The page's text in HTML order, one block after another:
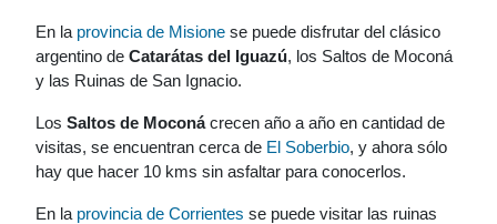
En la provincia de Misione se puede disfrutar del clásico
argentino de Catarátas del Iguazú, los Saltos de Moconá
y las Ruinas de San Ignacio.
Los Saltos de Moconácrecen año a año en cantidad de
visitas, se encuentran cerca de El Soberbio, y ahora sólo
hay que hacer 10 kms sin asfaltar para conocerlos.
En la provincia de Corrientes se puede visitar las ruinas